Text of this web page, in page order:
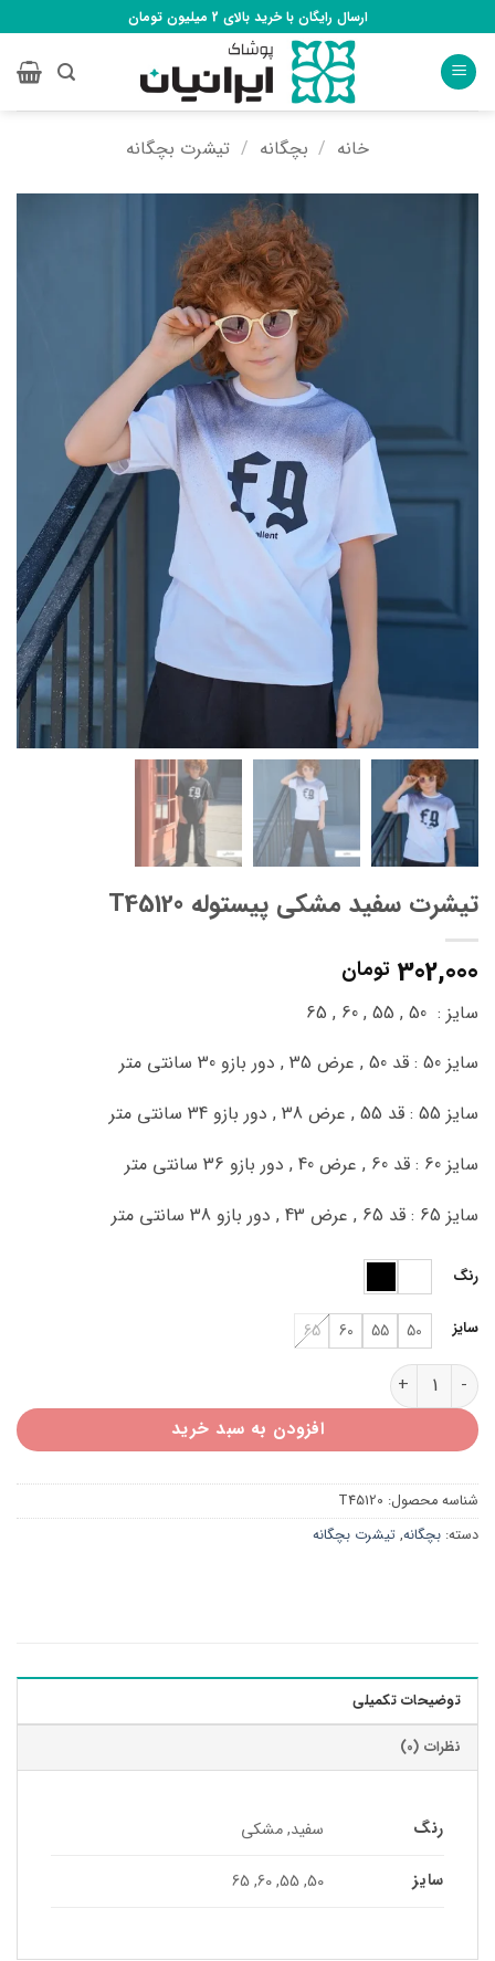
to
content
ارسال رایگان با خرید بالای 2 میلیون تومان
خانه / بچگانه / تیشرت بچگانه
تیشرت سفید مشکی پیستوله T45120
302,000 تومان
سایز : 50 , 55 , 60 , 65
سایز 50 : قد 50 , عرض 35 , دور بازو 30 سانتی متر
سایز 55 : قد 55 , عرض 38 , دور بازو 34 سانتی متر
سایز 60 : قد 60 , عرض 40 , دور بازو 36 سانتی متر
سایز 65 : قد 65 , عرض 43 , دور بازو 38 سانتی متر
رنگ
سایز 50
55
60
65
تیشرت سفید مشکی پیستوله T45120 عدد
افزودن به سبد خرید
شناسه محصول: T45120
دسته: بچگانه, تیشرت بچگانه
توضیحات تکمیلی
نظرات (0)
رنگ سفید, مشکی
سایز 50, 55, 60, 65